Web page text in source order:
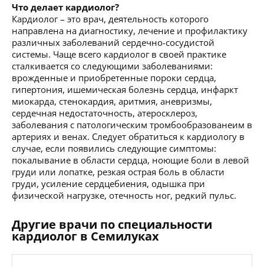
Что делает кардиолог?
Кардиолог – это врач, деятельность которого
направлена на диагностику, лечение и профилактику
различных заболеваний сердечно-сосудистой
системы. Чаще всего кардиолог в своей практике
сталкивается со следующими заболеваниями:
врожденные и приобретенные пороки сердца,
гипертония, ишемическая болезнь сердца, инфаркт
миокарда, стенокардия, аритмия, аневризмы,
сердечная недостаточность, атеросклероз,
заболевания с патологическим тромбообразованеим в
артериях и венах. Следует обратиться к кардиологу в
случае, если появились следующие симптомы:
покалывание в области сердца, ноющие боли в левой
груди или лопатке, резкая острая боль в области
груди, усиление сердцебиения, одышка при
физической нагрузке, отечность ног, редкий пульс.
Другие врачи по специальности
кардиолог в Семилуках